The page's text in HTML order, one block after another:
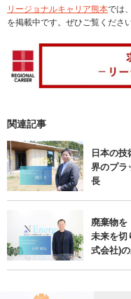
リージョナルキャリア熊本では
を掲載中です。ぜひご覧ください
関連記事
日本の
界のプラ
長
廃棄物を
未来を切
式会社)